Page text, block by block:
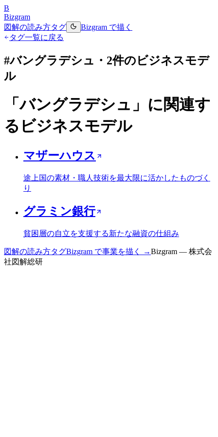
B
Bizgram
図解の読み方タグ
Bizgram で描く
タグ一覧に戻る
#バングラデシュ ・ 2件のビジネスモデ
ル
「バングラデシュ 」に関連す
るビジネスモデル
マザーハウス
途上国の素材・職人技術を最大限に活かしたものづく
り
グラミン銀行
貧困層の自立を支援する新たな融資の仕組み
図解の読み方タグBizgram で事業を描く →Bizgram — 株式会
社図解総研